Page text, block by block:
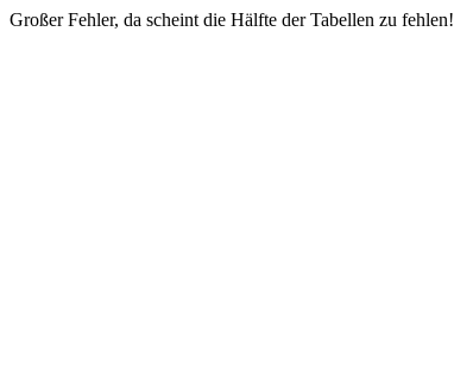
Großer Fehler, da scheint die Hälfte der Tabellen zu fehlen!